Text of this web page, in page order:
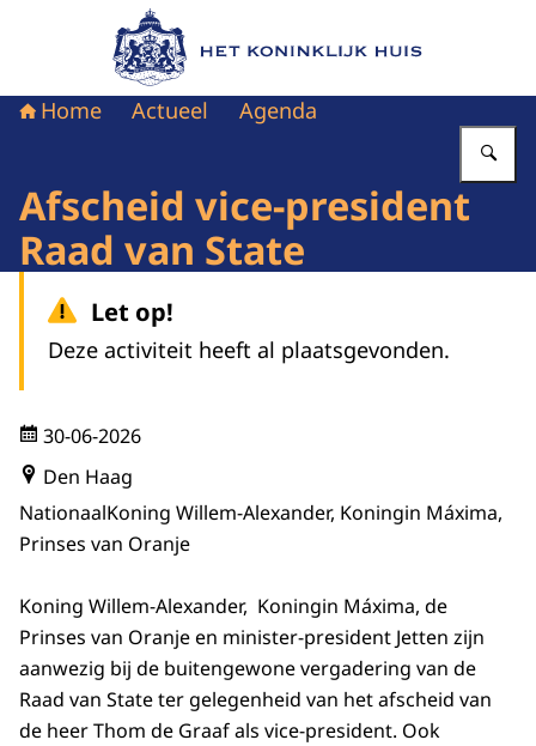
Naar de homepage van Het Koninklijk Huis
Home Actueel Agenda
Afscheid vice-president
Raad van State
Let op!
Deze activiteit heeft al plaatsgevonden.
30-06-2026
Den Haag
NationaalKoning Willem-Alexander, Koningin Máxima,
Prinses van Oranje
Koning Willem-Alexander, Koningin Máxima, de
Prinses van Oranje en minister-president Jetten zijn
aanwezig bij de buitengewone vergadering van de
Raad van State ter gelegenheid van het afscheid van
de heer Thom de Graaf als vice-president. Ook